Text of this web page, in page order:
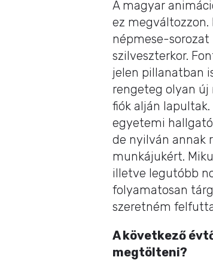
A magyar
ez
népmese-sorozat
szilveszterkor.
jelen pillanatban
rengeteg olyan
fiók alján
egyetemi
de nyilván annak
munkájukért.
illetve legutóbb
folyamatosan
szeretném
A következő
megtölteni?